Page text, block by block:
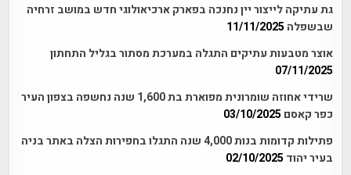
גת עתיקה לייצור יין נחנכה בפארק ארכיאולוגי חדש במושב זרחיה
שבשפלה 11/11/2025
אוצר מטבעות עתיקים התגלה במערכת מסתור בגליל התחתון
07/11/2025
שרידי אחוזה שומרונית מפוארת בת 1,600 שנה נחשפה בצפון העיר
כפר קאסם 03/10/2025
פתילות קדומות בנות 4,000 שנה התגלו בחפירות הצלה באתר בניה
בעיר יהוד 02/10/2025